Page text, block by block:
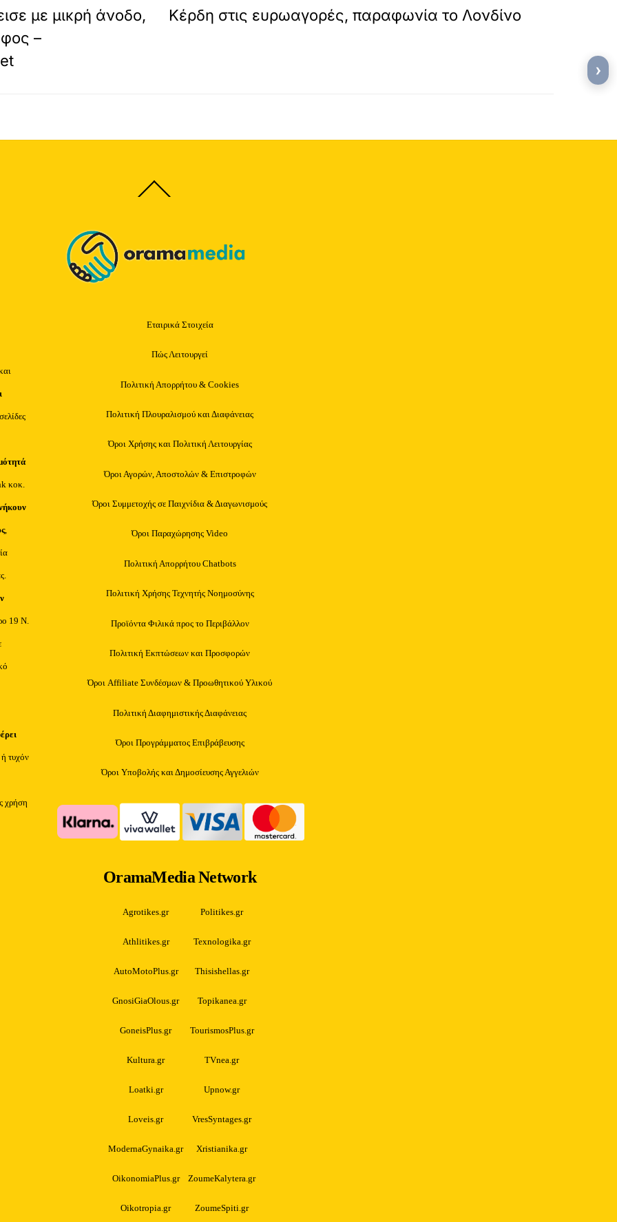
με μικρή άνοδο,
–
Κέρδη στις ευρωαγορές, παραφωνία το Λονδίνο
Back
To
κοκ.
,
19 Ν.
ή τυχόν
χρήση
Εταιρικά Στοιχεία
Πώς Λειτουργεί
Πολιτική Απορρήτου & Cookies
Πολιτική Πλουραλισμού και Διαφάνειας
Όροι Χρήσης και Πολιτική Λειτουργίας
Όροι Αγορών, Αποστολών & Επιστροφών
Όροι Συμμετοχής σε Παιχνίδια & Διαγωνισμούς
Όροι Παραχώρησης Video
Πολιτική Απορρήτου Chatbots
Πολιτική Χρήσης Τεχνητής Νοημοσύνης
Προϊόντα Φιλικά προς το Περιβάλλον
Πολιτική Εκπτώσεων και Προσφορών
Όροι Affiliate Συνδέσμων & Προωθητικού Υλικού
Πολιτική Διαφημιστικής Διαφάνειας
Όροι Προγράμματος Επιβράβευσης
Όροι Υποβολής και Δημοσίευσης Αγγελιών
OramaMedia Network
Agrotikes.gr Politikes.gr
Athlitikes.gr Texnologika.gr
AutoMotoPlus.gr Thisishellas.gr
GnosiGiaOlous.gr Topikanea.gr
GoneisPlus.gr TourismosPlus.gr
Kultura.gr TVnea.gr
Loatki.gr Upnow.gr
Loveis.gr VresSyntages.gr
ModernaGynaika.gr Xristianika.gr
OikonomiaPlus.gr ZoumeKalytera.gr
Oikotropia.gr ZoumeSpiti.gr
›